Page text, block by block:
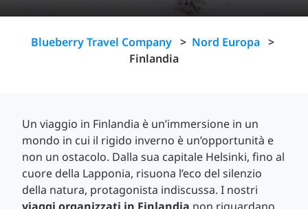
Blueberry Travel Company > Nord Europa >
Finlandia
Un viaggio in Finlandia è un’immersione in un
mondo in cui il rigido inverno è un’opportunità e
non un ostacolo. Dalla sua capitale Helsinki, fino al
cuore della Lapponia, risuona l’eco del silenzio
della natura, protagonista indiscussa. I nostri